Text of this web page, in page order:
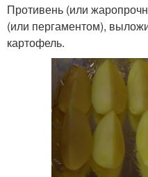
Противень (или
(или пергаментом),
картофель.